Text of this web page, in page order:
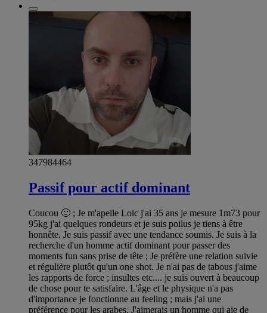
347984464
Passif pour actif dominant
Coucou 🙂 ; Je m'apelle Loic j'ai 35 ans je mesure 1m73 pour
95kg j'ai quelques rondeurs et je suis poilus je tiens à être
honnête. Je suis passif avec une tendance soumis. Je suis à la
recherche d'un homme actif dominant pour passer des
moments fun sans prise de tête ; Je préfère une relation suivie
et régulière plutôt qu'un one shot. Je n'ai pas de tabous j'aime
les rapports de force ; insultes etc.... je suis ouvert à beaucoup
de chose pour te satisfaire. L'âge et le physique n'a pas
d'importance je fonctionne au feeling ; mais j'ai une
préférence pour les arabes. J'aimerais un homme qui aie de